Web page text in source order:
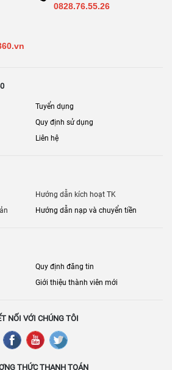
0828.76.55.26
Tuyển dụng
Quy định sử dụng
Liên hệ
Hướng dẫn kích hoạt TK
Hướng dẫn nạp và chuyển tiền
Quy định đăng tin
Giới thiệu thành viên mới
NỐI VỚI CHÚNG TÔI
THỨC THANH TOÁN